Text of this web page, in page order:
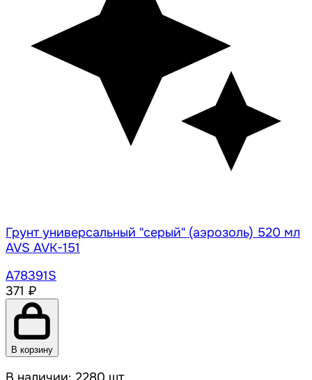
Грунт универсальный "серый" (аэрозоль) 520 мл
AVS AVK-151
A78391S
371 ₽
В корзину